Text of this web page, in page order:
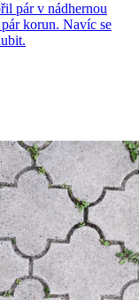
pár v nádhernou
korun. Navíc se